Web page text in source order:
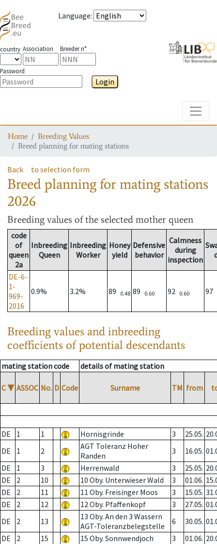
Language:
country Association Breeder n°
Password
Login
Home
Breeding Values
Breed planning for mating stations
Back to selection form
Breed planning for mating stations
2026
Breeding values of the selected mother queen
code
of
queen
2a
Inbreeding
Queen
Inbreeding
Worker
Honey
yield
Defensive
behavior
Calmness
during
inspection
DE-6-
1-
969-
2016
0.9% 3.2% 89 0.48 89 0.60 92 0.60 97
Breeding values and inbreeding
coefficients of potential descendants
mating station code details of mating station
C ▼ ASSOC No. D Code Surname TM from
DE 1 1 Hornisgrinde 3 25.05.
DE
1 2
AGT Toleranz Hoher
Randen
3 16.05.
DE
1 3 Herrenwald 3 25.05.
DE
2 10 10 Oby. Unterwieser Wald 3 01.06.
DE
2 11 11 Oby. Freisinger Moos 3 15.05.
DE
2 12 12 Oby. Pfaffenkopf 3 27.05.
DE
2 13
13 Oby. An den 3 Wassern
AGT-Toleranzbelegstelle
6 30.05.
DE
2 15 15 Oby. Sonnwendjoch 3 01.06.